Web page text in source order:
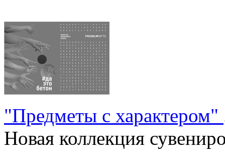
"Предметы с характером"
Новая коллекция